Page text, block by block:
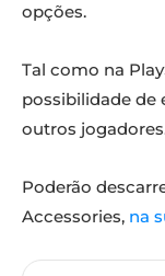
opções.
Tal como na
possibilidade de
outros
Poderão
Accessories, na